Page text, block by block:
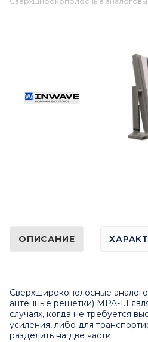
ОПИСАНИЕ
Сверхширокополосные
антенные решётки) MPA-1.1
случаях, когда не требуется
усиления, либо для
разделить на две части.